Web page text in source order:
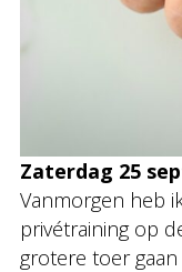
Zaterdag 25
Vanmorgen heb
privétraining op
grotere toer